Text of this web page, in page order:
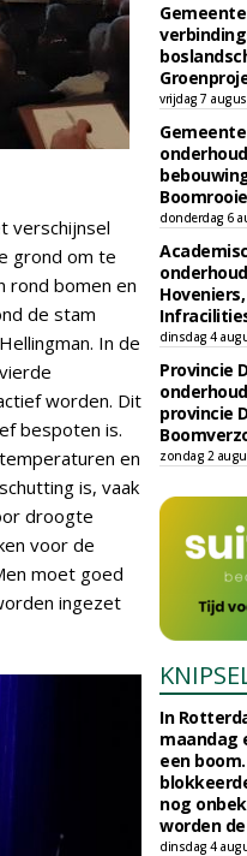
verschijnsel
grond om te
rond bomen en
de stam
In de
worden. Dit
bespoten is.
en
is, vaak
droogte
voor de
moet goed
ingezet
vrijdag 7
donderdag 6
dinsdag 4
Provincie
provincie
zondag 2
In
maandag
een
nog
worden
dinsdag 4